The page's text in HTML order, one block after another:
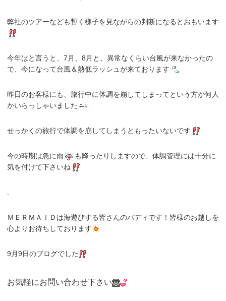
弊社のツアーなども暫く様子を見ながらの判断になるとおもいます
今年はと言うと、7月、8月と、異常なくらい台風が来なかったの
で、今になって台風＆熱低ラッシュが来ております
昨日のお客様にも、旅行中に体調を崩してしまってという方が何人
かいらっしゃいました
せっかくの旅行で体調を崩してしまうともったいないです
今の時期は急に雨
も降ったりしますので、体調管理には十分に
気を付けて下さいね
ＭＥＲＭＡＩＤは海遊びする皆さんのバディです！皆様のお越しを
心よりお待ちしております
9月9日のブログでした
お気軽にお問い合わせ下さい